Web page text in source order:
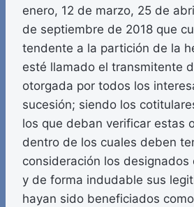
enero, 12 de marzo, 25 de
de septiembre de 2018 que
tendente a la partición de la
esté llamado el transmitente
otorgada por todos los
sucesión; siendo los
los que deban verificar estas
dentro de los cuales deben
consideración los designados
y de forma indudable sus
hayan sido beneficiados